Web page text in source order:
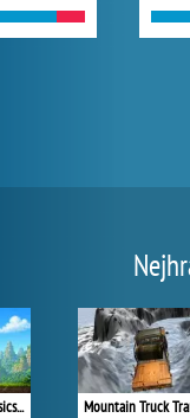
One Shot Tower: Physics Destroyer Mountain Truck